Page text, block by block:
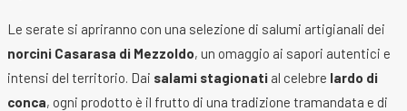
Le serate si apriranno con una selezione di salumi artigianali dei
norcini Casarasa di Mezzoldo, un omaggio ai sapori autentici e
intensi del territorio. Dai salami stagionati al celebre lardo di
conca, ogni prodotto è il frutto di una tradizione tramandata e di